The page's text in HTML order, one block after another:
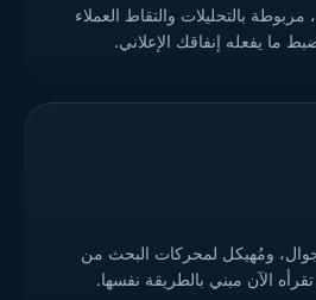
بالتحليلات والتقاط العملاء
ما يفعله إنفاقك الإعلاني.
ومُهيكل لمحركات البحث من
الآن مبني بالطريقة نفسها.